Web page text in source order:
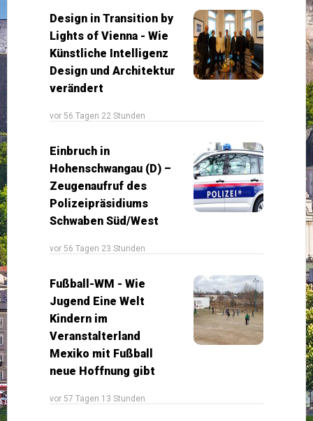
Design in Transition by
Lights of Vienna - Wie
Künstliche Intelligenz
Design und Architektur
verändert
vor 56 Tagen 22 Stunden
Einbruch in
Hohenschwangau (D) –
Zeugenaufruf des
Polizeipräsidiums
Schwaben Süd/West
vor 56 Tagen 23 Stunden
Fußball-WM - Wie
Jugend Eine Welt
Kindern im
Veranstalterland
Mexiko mit Fußball
neue Hoffnung gibt
vor 57 Tagen 13 Stunden